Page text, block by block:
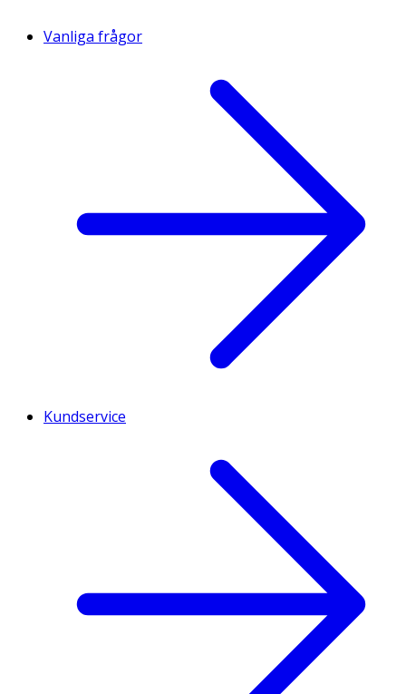
Vanliga frågor
Kundservice